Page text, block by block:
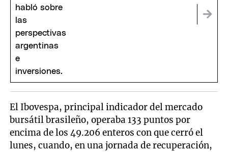
El Ibovespa, principal indicador del mercado
bursátil brasileño, operaba 133 puntos por
encima de los 49.206 enteros con que cerró el
lunes, cuando, en una jornada de recuperación,